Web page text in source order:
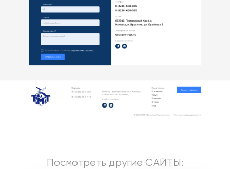
Посмотреть другие САЙТЫ :